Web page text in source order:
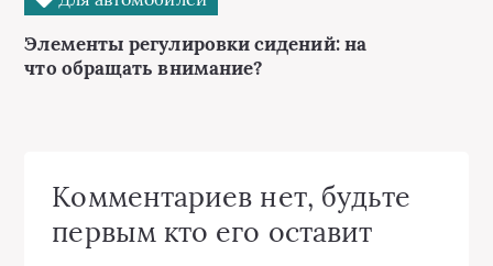
Элементы регулировки сидений: на
что обращать внимание?
Комментариев нет, будьте
первым кто его оставит